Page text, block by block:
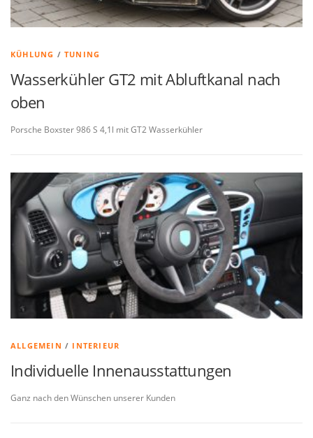
KÜHLUNG /TUNING
Wasserkühler GT2 mit Abluftkanal nach
oben
Porsche Boxster 986 S 4,1l mit GT2 Wasserkühler
ALLGEMEIN / INTERIEUR
Individuelle Innenausstattungen
Ganz nach den Wünschen unserer Kunden